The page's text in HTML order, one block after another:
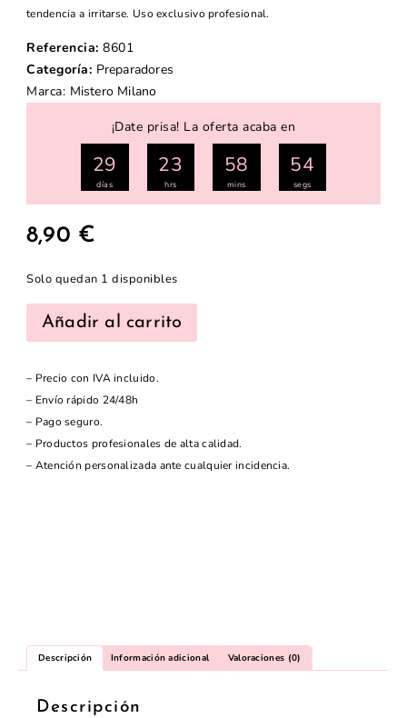
tendencia a irritarse. Uso exclusivo profesional.
Referencia: 8601
Categoría: Preparadores
Marca: Mistero Milano
¡Date prisa! La oferta acaba en
29
días
23
hrs
58
mins
53
segs
8,90 €
Solo quedan 1 disponibles
Añadir al carrito
– Precio con IVA incluido.
– Envío rápido 24/48h
– Pago seguro.
– Productos profesionales de alta calidad.
– Atención personalizada ante cualquier incidencia.
Descripción Información adicional Valoraciones (0)
Descripción